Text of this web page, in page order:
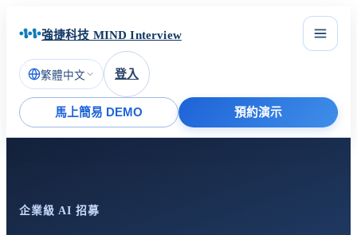
強捷科技 MIND Interview
繁體中文 登入
馬上簡易 DEMO 預約演示
企業級 AI 招募